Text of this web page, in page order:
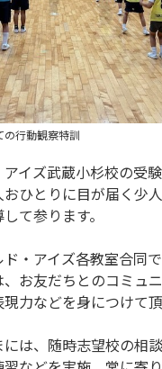
の行動観察特訓
イズ武蔵小杉校の受
ひとりに目が届く少
て参ります。
ド・アイズ各教室合同
お友だちとのコミュ
力などを身につけて頂
は、随時志望校の相